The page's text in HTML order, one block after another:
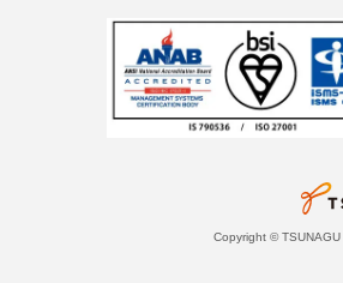
Copyright © TSUNAGU